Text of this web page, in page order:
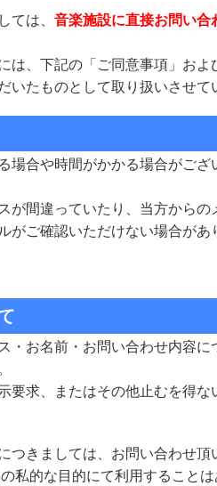
ては、 音楽施設に直接お問い合
は、下記の「ご同意事項」およ
いたものとして取り扱いさせて
場合や時間がかかる場合がご
が間違っていたり、当方から
がご確認いただけない場合が
・お名前・お問い合わせ内容に
要求、またはその他止むを得な
つきましては、お問い合わせ頂
私的な目的にて利用することは